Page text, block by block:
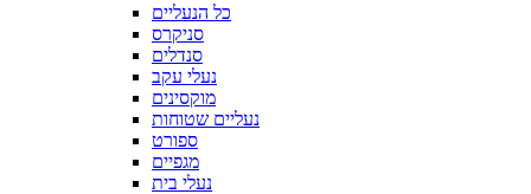
כל הנעליים
סניקרס
סנדלים
נעלי עקב
מוקסינים
נעליים שטוחות
ספורט
מגפיים
נעלי בית